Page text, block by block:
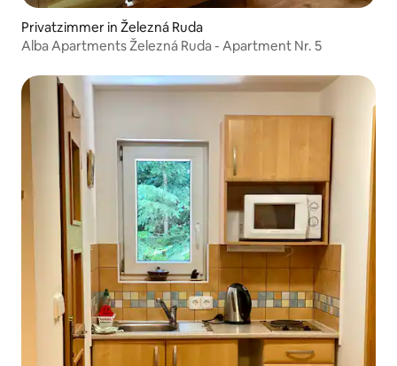
Privatzimmer in Železná Ruda
Alba Apartments Železná Ruda - Apartment Nr. 5